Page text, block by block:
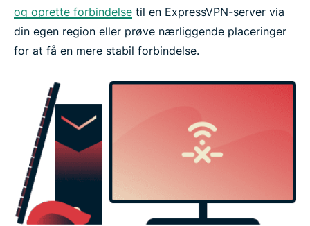
og oprette forbindelse til en ExpressVPN-server via
din egen region eller prøve nærliggende placeringer
for at få en mere stabil forbindelse.